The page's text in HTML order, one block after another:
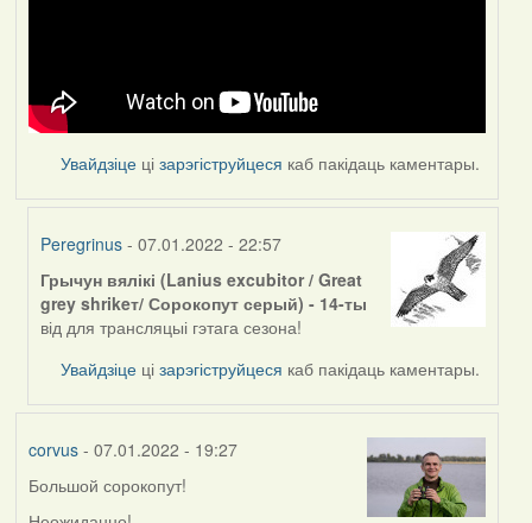
Увайдзіце цізарэгіструйцеся каб пакідаць каментары.
Peregrinus - 07.01.2022 - 22:57
In
reply
to
Грычун вялікі (Lanius excubitor / Great
grey shrikeт/ Сорокопут серый) - 14-ты
від для трансляцыі гэтага сезона!
Увайдзіце цізарэгіструйцеся каб пакідаць каментары.
corvus- 07.01.2022 - 19:27
Большой сорокопут!